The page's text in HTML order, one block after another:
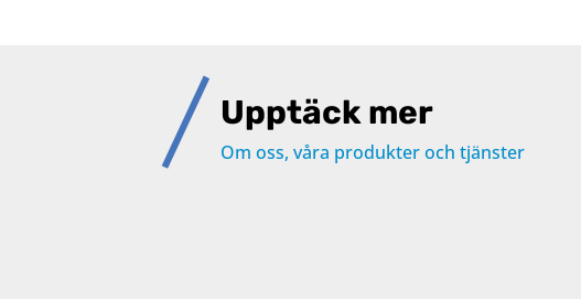
Upptäck mer
Om oss, våra produkter och tjänster